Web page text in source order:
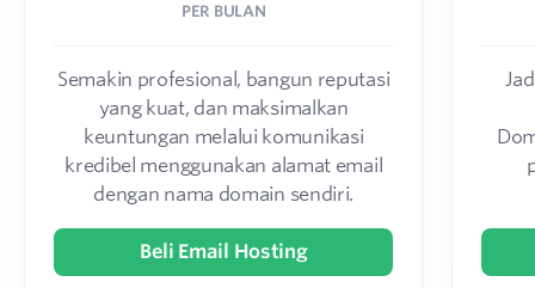
PER BULAN
Semakin profesional, bangun reputasi
yang kuat, dan maksimalkan
keuntungan melalui komunikasi
kredibel menggunakan alamat email
dengan nama domain sendiri.
Beli Email Hosting